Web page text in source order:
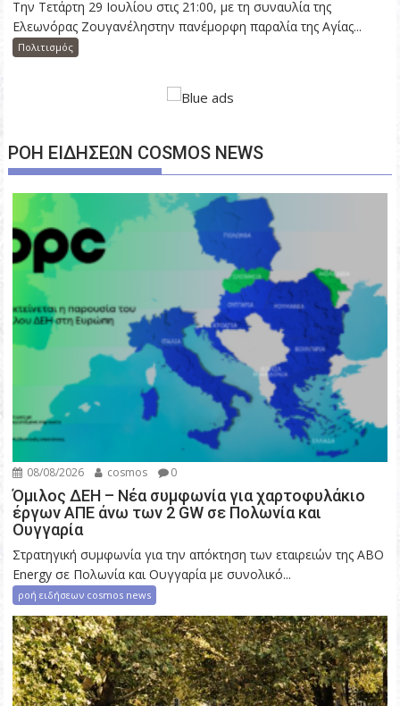
Την Τετάρτη 29 Ιουλίου στις 21:00, με τη συναυλία της
Ελεωνόρας Ζουγανέληστην πανέμορφη παραλία της Αγίας...
Πολιτισμός
ΡΟΗ ΕΙΔΗΣΕΩΝ COSMOS NEWS
08/08/2026 cosmos 0
Όμιλος ΔΕΗ – Νέα συμφωνία για χαρτοφυλάκιο
έργων ΑΠΕ άνω των 2 GW σε Πολωνία και
Ουγγαρία
Στρατηγική συμφωνία για την απόκτηση των εταιρειών της ABO
Energy σε Πολωνία και Ουγγαρία με συνολικό...
ροή ειδήσεων cosmos news